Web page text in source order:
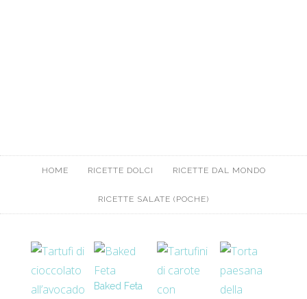
HOME RICETTE DOLCI RICETTE DAL MONDO
RICETTE SALATE (POCHE)
Baked Feta